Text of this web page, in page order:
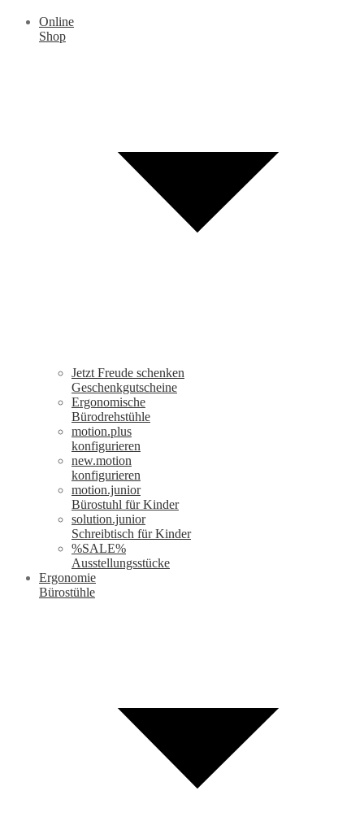
Online
Shop
Jetzt Freude schenken
Geschenkgutscheine
Ergonomische
Bürodrehstühle
motion.plus
konfigurieren
new.motion
konfigurieren
motion.junior
Bürostuhl für Kinder
solution.junior
Schreibtisch für Kinder
%SALE%
Ausstellungsstücke
Ergonomie
Bürostühle